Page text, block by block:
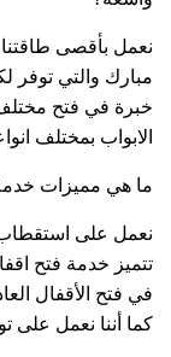
نعمل بأقصى
مبارك والتي توفر
خبرة في فتح مختلف
الابواب بمختلف
ما هي مميزات
نعمل على استقطاب
تتميز خدمة فتح
في فتح الأقفال
كما أننا نعمل على